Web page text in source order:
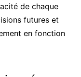
de chaque
futures et
en fonction